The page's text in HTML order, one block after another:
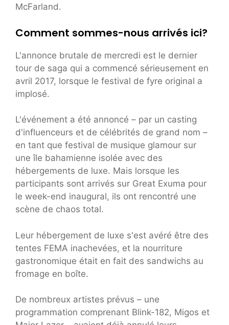
McFarland.
Comment sommes-nous arrivés ici?
L'annonce brutale de mercredi est le dernier
tour de saga qui a commencé sérieusement en
avril 2017, lorsque le festival de fyre original a
implosé.
L'événement a été annoncé – par un casting
d'influenceurs et de célébrités de grand nom –
en tant que festival de musique glamour sur
une île bahamienne isolée avec des
hébergements de luxe. Mais lorsque les
participants sont arrivés sur Great Exuma pour
le week-end inaugural, ils ont rencontré une
scène de chaos total.
Leur hébergement de luxe s'est avéré être des
tentes FEMA inachevées, et la nourriture
gastronomique était en fait des sandwichs au
fromage en boîte.
De nombreux artistes prévus – une
programmation comprenant Blink-182, Migos et